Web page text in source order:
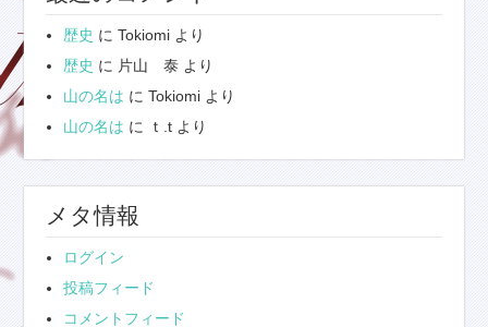
歴史 にTokiomi より
歴史 に 片山 泰 より
山の名は にTokiomi より
山の名は に ｔ.t より
メタ情報
ログイン
投稿フィード
コメントフィード